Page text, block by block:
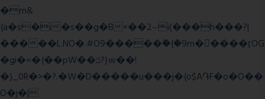
�m&
{a�s�i�s��g�B×��2~i(���h���?|
�����L.NO�.#O9�����ۙ�{�9m��ً���ӷOG
�gi�=�{��pW��ݿ?}w��!
�)_0R�>�?.�W�D�����u���j�{o$A֏F�o�O��
O�j�|